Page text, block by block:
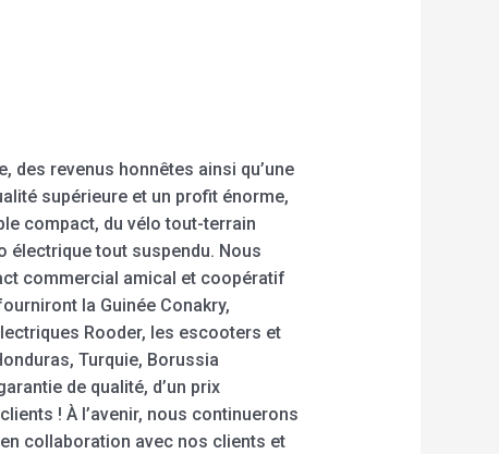
des revenus honnêtes ainsi qu’une
supérieure et un profit énorme,
compact, du vélo tout-terrain
électrique tout suspendu. Nous
commercial amical et coopératif
la Guinée Conakry,
Rooder, les escooters et
Turquie, Borussia
de qualité, d’un prix
! À l’avenir, nous continuerons
collaboration avec nos clients et